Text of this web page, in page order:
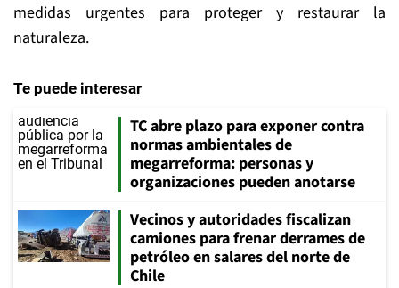
medidas urgentes para proteger y restaurar la
naturaleza.
Te puede interesar
TC abre plazo para exponer contra
normas ambientales de
megarreforma: personas y
organizaciones pueden anotarse
Vecinos y autoridades fiscalizan
camiones para frenar derrames de
petróleo en salares del norte de
Chile